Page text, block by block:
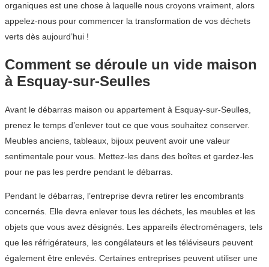
organiques est une chose à laquelle nous croyons vraiment, alors
appelez-nous pour commencer la transformation de vos déchets
verts dès aujourd’hui !
Comment se déroule un vide maison
à Esquay-sur-Seulles
Avant le débarras maison ou appartement à Esquay-sur-Seulles,
prenez le temps d’enlever tout ce que vous souhaitez conserver.
Meubles anciens, tableaux, bijoux peuvent avoir une valeur
sentimentale pour vous. Mettez-les dans des boîtes et gardez-les
pour ne pas les perdre pendant le débarras.
Pendant le débarras, l’entreprise devra retirer les encombrants
concernés. Elle devra enlever tous les déchets, les meubles et les
objets que vous avez désignés. Les appareils électroménagers, tels
que les réfrigérateurs, les congélateurs et les téléviseurs peuvent
également être enlevés. Certaines entreprises peuvent utiliser une